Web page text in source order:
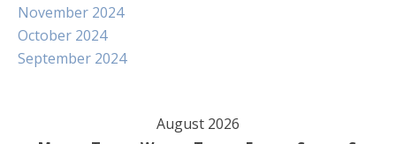
November 2024
October 2024
September 2024
August 2026